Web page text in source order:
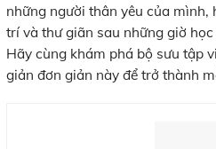
những người thân yêu của mình,
trí và thư giãn sau những giờ
Hãy cùng khám phá bộ sưu tập
giản đơn giản này để trở thành